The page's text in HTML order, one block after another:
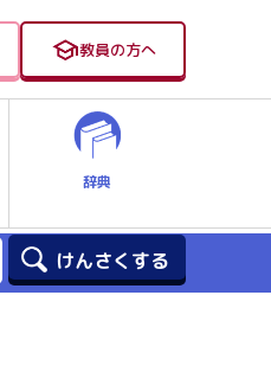
教員の方へ
辞典